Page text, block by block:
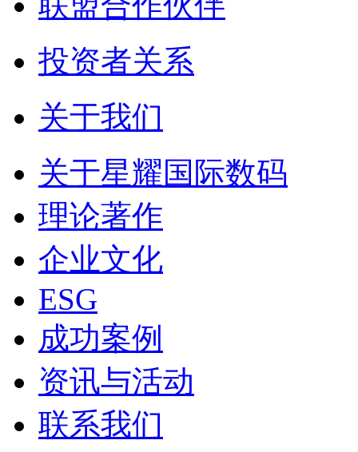
投资者关系
关于我们
关于星耀国际数码
理论著作
企业文化
ESG
成功案例
资讯与活动
联系我们